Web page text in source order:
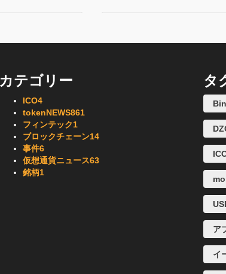
カテゴリー
ICO4
tokenNEWS861
フィンテック1
ブロックチェーン14
事件6
仮想通貨ニュース63
銘柄1
タ
ア
イ